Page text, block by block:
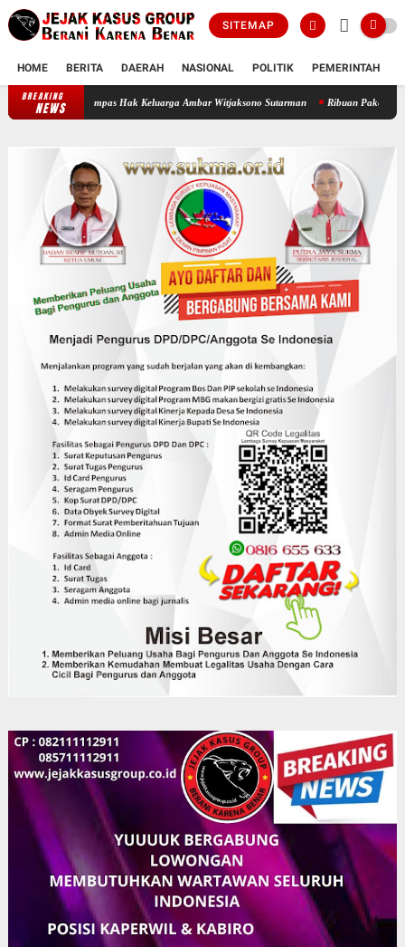
SITEMAP
HOME BERITA DAERAH NASIONAL POLITIK PEMERINTAH
BREAKING
NEWSOknum Polisi Kebon Jeruk Jadi Backing Mafia Tanah Merampas Hak